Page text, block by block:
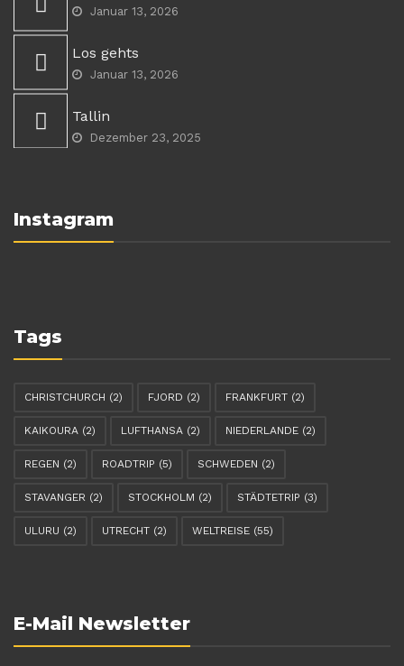
Januar 13, 2026
Los gehts
Januar 13, 2026
Tallin
Dezember 23, 2025
Instagram
Tags
CHRISTCHURCH (2) FJORD (2) FRANKFURT (2)
KAIKOURA (2) LUFTHANSA (2) NIEDERLANDE (2)
REGEN (2) ROADTRIP (5) SCHWEDEN (2)
STAVANGER (2) STOCKHOLM (2) STÄDTETRIP (3)
ULURU (2) UTRECHT (2) WELTREISE (55)
E-Mail Newsletter